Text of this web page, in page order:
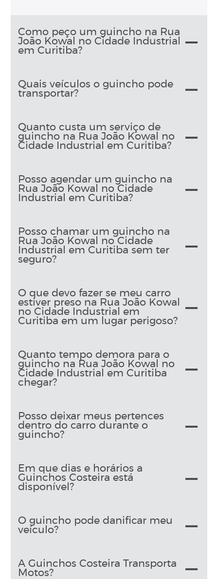
Como peço um guincho na Rua
João Kowal no Cidade Industrial
em Curitiba?
Quais veículos o guincho pode
transportar?
Quanto custa um serviço de
guincho na Rua João Kowal no
Cidade Industrial em Curitiba?
Posso agendar um guincho na
Rua João Kowal no Cidade
Industrial em Curitiba?
Posso chamar um guincho na
Rua João Kowal no Cidade
Industrial em Curitiba sem ter
seguro?
O que devo fazer se meu carro
estiver preso na Rua João Kowal
no Cidade Industrial em
Curitiba em um lugar perigoso?
Quanto tempo demora para o
guincho na Rua João Kowal no
Cidade Industrial em Curitiba
chegar?
Posso deixar meus pertences
dentro do carro durante o
guincho?
Em que dias e horários a
Guinchos Costeira está
disponível?
O guincho pode danificar meu
veículo?
A Guinchos Costeira Transporta
Motos?